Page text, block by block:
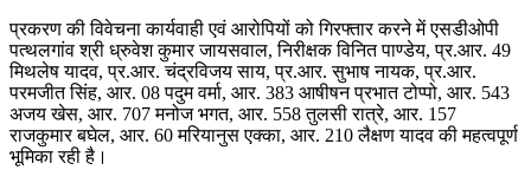
प्रकरण की विवेचना कार्यवाही एवं आरोपियों को गिरफ्तार करने में एसडीओपी
पत्थलगांव श्री ध्रुवेश कुमार जायसवाल, निरीक्षक विनित पाण्डेय, प्र.आर. 49
मिथलेष यादव, प्र.आर. चंद्रविजय साय, प्र.आर. सुभाष नायक, प्र.आर.
परमजीत सिंह, आर. 08 पदुम वर्मा, आर. 383 आषीषन प्रभात टोप्पो, आर. 543
अजय खेस, आर. 707 मनोज भगत, आर. 558 तुलसी रात्रे, आर. 157
राजकुमार बघेल, आर. 60 मरियानुस एक्का, आर. 210 लैक्षण यादव की महत्वपूर्ण
भूमिका रही है।